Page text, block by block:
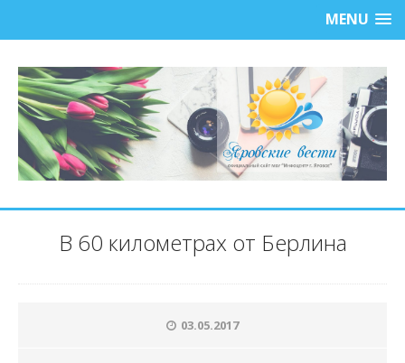
MENU
В 60 километрах от Берлина
03.05.2017